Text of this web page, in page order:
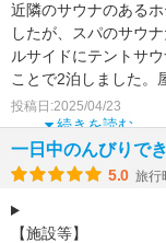
近隣のサウナのある
したが、スパのサウ
ルサイドにテントサ
ことで2泊しました。
子供は温水プール
続きを読む
投稿日:2025/04/23
一日中のんびりで
5.0 旅行
【施設等】